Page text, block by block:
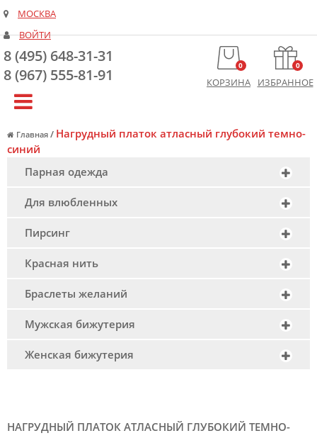
МОСКВА
ВОЙТИ
8 (495) 648-31-31
8 (967) 555-81-91
0
КОРЗИНА
0
ИЗБРАННОЕ
Главная / Нагрудный платок атласный глубокий темно-
синий
Парная одежда
Для влюбленных
Пирсинг
Красная нить
Браслеты желаний
Мужская бижутерия
Женская бижутерия
НАГРУДНЫЙ ПЛАТОК АТЛАСНЫЙ ГЛУБОКИЙ ТЕМНО-